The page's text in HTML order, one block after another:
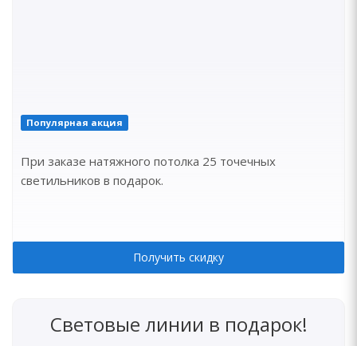
Популярная акция
При заказе натяжного потолка 25 точечных
светильников в подарок.
Получить скидку
Световые линии в подарок!